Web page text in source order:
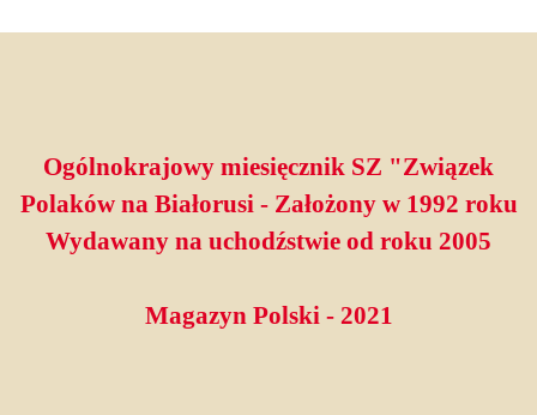
Ogólnokrajowy miesięcznik SZ "Związek
Polaków na Białorusi - Założony w 1992 roku
Wydawany na uchodźstwie od roku 2005
Magazyn Polski - 2021